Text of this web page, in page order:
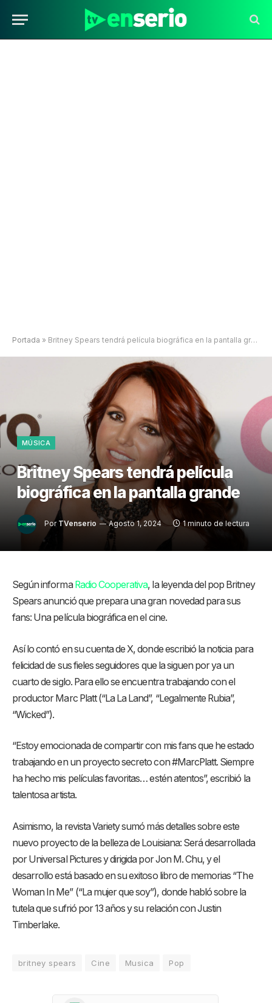
Portada » Britney Spears tendrá película biográfica en la pantalla grande
MÚSICA
Britney Spears tendrá película
biográfica en la pantalla grande
Por TVenserio Agosto 1, 2024 1 minuto de lectura
Según informa Radio Cooperativa, la leyenda del pop Britney
Spears anunció que prepara una gran novedad para sus
fans: Una película biográfica en el cine.
Así lo contó en su cuenta de X, donde escribió la noticia para
felicidad de sus fieles seguidores que la siguen por ya un
cuarto de siglo. Para ello se encuentra trabajando con el
productor Marc Platt (“La La Land”, “Legalmente Rubia”,
“Wicked”).
“Estoy emocionada de compartir con mis fans que he estado
trabajando en un proyecto secreto con #MarcPlatt. Siempre
ha hecho mis películas favoritas… estén atentos”, escribió la
talentosa artista.
Asimismo, la revista Variety sumó más detalles sobre este
nuevo proyecto de la belleza de Louisiana: Será desarrollada
por Universal Pictures y dirigida por Jon M. Chu, y el
desarrollo está basado en su exitoso libro de memorias “The
Woman In Me” (“La mujer que soy”), donde habló sobre la
tutela que sufrió por 13 años y su relación con Justin
Timberlake.
britney spears Cine Musica Pop